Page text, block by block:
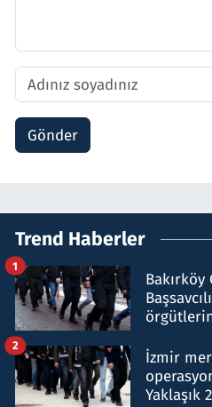
Gönder
Trend Haberler
1
İzmir
Yaklaşık
2